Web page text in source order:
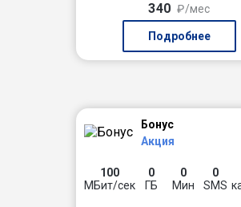
340 ₽/мес
Подробнее
Бонус
Акция
100
МБит/сек
0
ГБ
0
Мин
0
SMS